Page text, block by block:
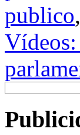
publico,
por: